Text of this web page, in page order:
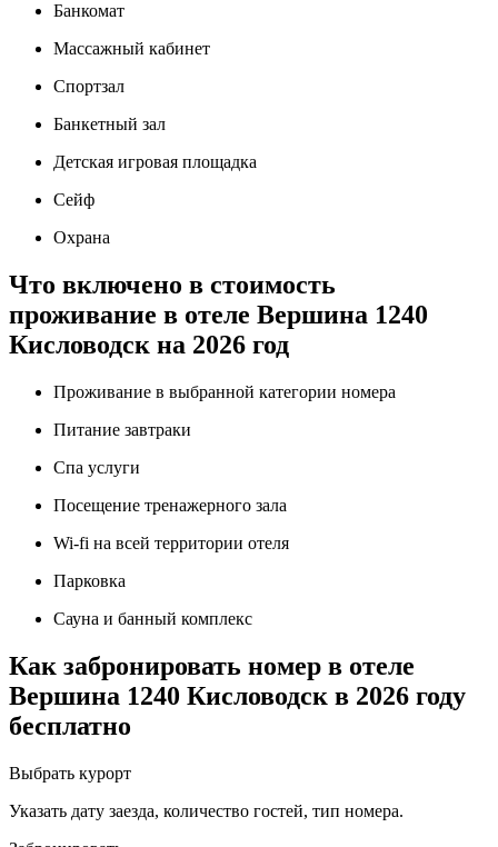
Банкомат
Массажный кабинет
Спортзал
Банкетный зал
Детская игровая площадка
Сейф
Охрана
Что включено в стоимость
проживание в отеле Вершина 1240
Кисловодск на 2026 год
Проживание в выбранной категории номера
Питание завтраки
Спа услуги
Посещение тренажерного зала
Wi-fi на всей территории отеля
Парковка
Сауна и банный комплекс
Как забронировать номер в отеле
Вершина 1240 Кисловодск в 2026 году
бесплатно
Выбрать курорт
Указать дату заезда, количество гостей, тип номера.